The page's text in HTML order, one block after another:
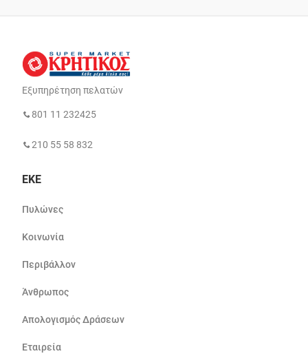
Εξυπηρέτηση πελατών
801 11 232425
210 55 58 832
ΕΚΕ
Πυλώνες
Κοινωνία
Περιβάλλον
Άνθρωπος
Απολογισμός Δράσεων
Εταιρεία